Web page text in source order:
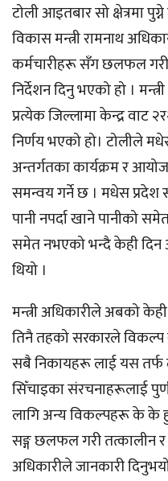
टोली आइतबार सो क्षेत्रमा
विकास मन्त्री रामनाथ
कर्मचारीहरू सँग छलफल गरी
निर्देशन दिनु भएको हो ।
प्रत्येक जिल्लामा केन्द्र वाट
निर्णय भएको हो। टोलीले
अन्तर्गतका कार्यक्रम र
समन्वय गर्ने छ । मधेस प्रदेश
पानी नपर्दा खाने पानीको
समेत नभएको भन्दै केही दिन
थियो ।
मन्त्री अधिकारीले अबको
तिनै तहको सरकारले विकल्प
सबै निकायहरू लाई यस तर्फ
सिँचाइका संरचनाहरूलाई
लागि अन्य विकल्पहरू के के
सङ्ग छलफल गरी तत्कालीन र
अधिकारीले जानकारी